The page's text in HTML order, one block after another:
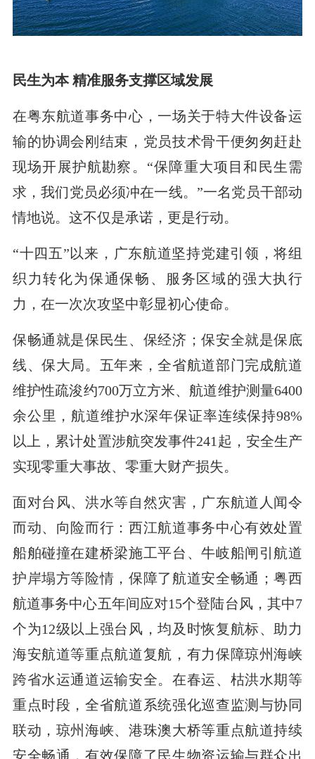
民生为本 精准服务支撑区域发展
在粤东航道事务中心，一场关于特大件设备运
输的协调会刚结束，党员技术骨干便匆匆赶赴
现场开展护航勘察。“保障重大项目和民生需
求，我们党员必须冲在一线。”一名党员干部动
情地说。这不仅是承诺，更是行动。
“十四五”以来，广东航道坚持党建引领，将组
织力转化为保通保畅、服务区域的强大执行
力，在一次次攻坚中彰显初心使命。
保畅通就是保民生、保经济；保安全就是保底
线、保大局。五年来，全省航道部门完成航道
维护性疏浚约700万立方米、航道维护测量6400
余公里，航道维护水深年保证率连续保持98%
以上，累计处置涉航突发事件241起，安全生产
实现零重大事故、零重大财产损失。
面对台风、洪水等自然灾害，广东航道人闻令
而动、向险而行：西江航道事务中心有效处置
船舶碰撞在建桥梁施工平台、牛岐船闸引航道
护岸塌方等险情，保障了航道安全畅通；粤西
航道事务中心五年间应对15个登陆台风，其中7
个为12级以上强台风，均及时恢复航标、助力
海安航道等重点航道复航，有力保障琼州海峡
跨省水运通道运输安全。在春运、枯洪水期等
重点时段，全省航道系统强化巡查监测与协同
联动，琼州海峡、港珠澳大桥等重点航道持续
安全畅通，有效保障了民生物资运输与群众出